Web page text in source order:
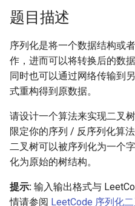
索
擎
6. 从尾到头打印链表
7. 重建二叉树
9. 用两个栈实现队列
10.1. 斐波那契数列
10.2. 青蛙跳台阶问题
11. 旋转数组的最小数字
12. 矩阵中的路径
4. 只出现一次的数字
5. 单词长度的最大乘积
6. 排序数组中两个数字之和
7. 数组中和为 0 的三个数
8. 和大于等于 target 的最短
数组
9. 乘积小于 K 的子数组
1.4. 回文排列
1.5. 一次编辑
1.6. 字符串压缩
1.7. 旋转矩阵
1.8. 零矩阵
1.9. 字符串轮转
2.1. 移除重复节点
题目描述
序列化是将一个数据结构或
作，进而可以将转换后的数
同时也可以通过网络传输到
式重构得到原数据。
请设计一个算法来实现二叉
限定你的序列 / 反序列化算
二叉树可以被序列化为一个
化为原始的树结构。
提示: 输入输出格式与
情请参阅 LeetCode 序列化